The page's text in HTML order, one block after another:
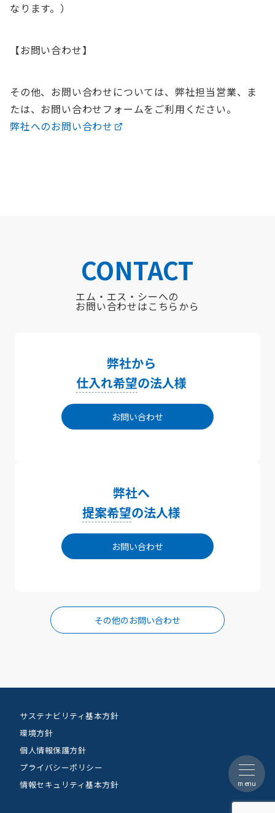
なります。）
【お問い合わせ】
その他、お問い合わせについては、弊社担当営業、ま
たは、お問い合わせフォームをご利用ください。
弊社へのお問い合わせ
CONTACT
エム・エス・シーへの
お問い合わせはこちらから
弊社から
仕入れ希望の法人様
お問い合わせ
弊社へ
提案希望の法人様
お問い合わせ
その他のお問い合わせ
サステナビリティ基本方針
環境方針
個人情報保護方針
プライバシーポリシー
情報セキュリティ基本方針
menu